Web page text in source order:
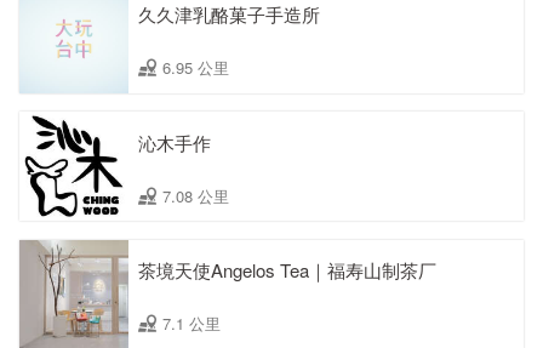
久久津乳酪菓子手造所
6.95 公里
沁木手作
7.08 公里
茶境天使Angelos Tea｜福寿山制茶厂
7.1 公里